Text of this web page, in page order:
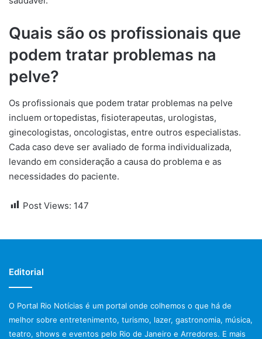
Quais são os profissionais que
podem tratar problemas na
pelve?
Os profissionais que podem tratar problemas na pelve
incluem ortopedistas, fisioterapeutas, urologistas,
ginecologistas, oncologistas, entre outros especialistas.
Cada caso deve ser avaliado de forma individualizada,
levando em consideração a causa do problema e as
necessidades do paciente.
Post Views: 147
Editorial
O Portal Rio Notícias é um portal onde colhemos o que há de
melhor sobre entretenimento, turismo, lazer, gastronomia, música,
teatro, shows e eventos pelo Rio de Janeiro e Arredores. E mais